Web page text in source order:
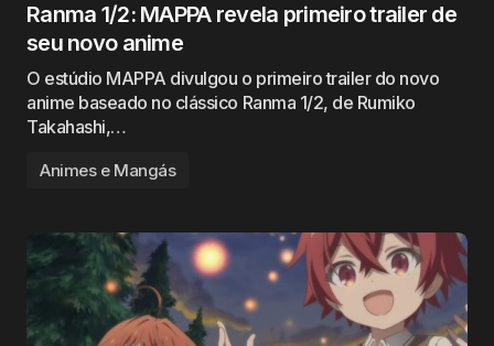
Ranma 1/2: MAPPA revela primeiro trailer de
seu novo anime
O estúdio MAPPA divulgou o primeiro trailer do novo
anime baseado no clássico Ranma 1/2, de Rumiko
Takahashi,…
Animes e Mangás